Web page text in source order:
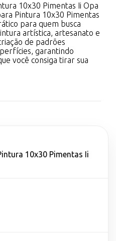
10x30 Pimentas Ii Opa
Pintura 10x30 Pimentas
para quem busca
artística, artesanato e
de padrões
garantindo
você consiga tirar sua
10x30 Pimentas Ii